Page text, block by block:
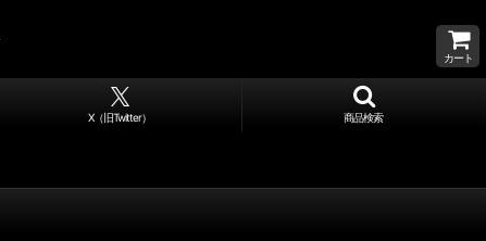
カート
X（旧Twitter） 商品検索